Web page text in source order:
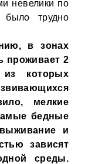
невелики по
было трудно
в зонах
проживает 2
которых
мелкие
бедные
и
зависят
среды.